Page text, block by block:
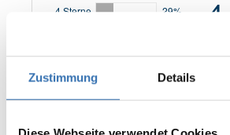
Zustimmung Details
0 of 0 reviews